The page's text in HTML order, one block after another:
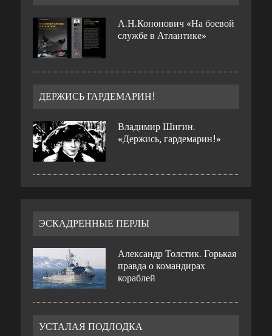
А.Н.Кононович «На боевой
службе в Атлантике»
ДЕРЖИСЬ ГАРДЕМАРИН!
Владимир Шигин.
«Держись, гардемарин!»
ЭСКАДРЕННЫЕ ПЕРЛЫ
Александр Толстик. Горькая
правда о командирах
кораблей
УСТАЛАЯ ПОДЛОДКА